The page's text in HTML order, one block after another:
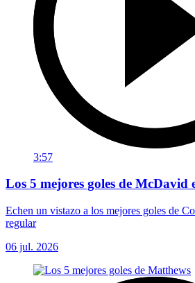
3:57
Los 5 mejores goles de McDavid
Echen un vistazo a los mejores goles de
regular
06 jul. 2026